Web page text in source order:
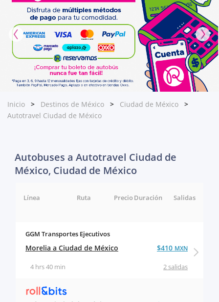
Inicio Destinos de México
Ciudad de México
Autotravel Ciudad de México
Autobuses a Autotravel Ciudad de
México, Ciudad de México
Línea Ruta Salidas
Duración
Precio
GGM Transportes Ejecutivos
Morelia a Ciudad de México
2 salidas
4 hrs 40 min
$410 MXN